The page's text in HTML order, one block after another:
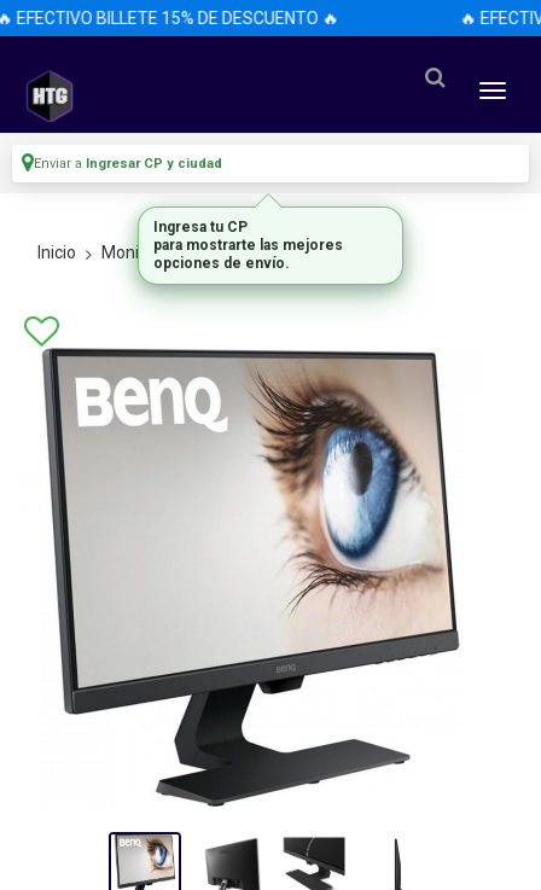
BILLETE 15% DE DESCUENTO 🔥 🔥
Enviar a Ingresar CP y ciudad
Inicio Monitores Todos Los Monitores